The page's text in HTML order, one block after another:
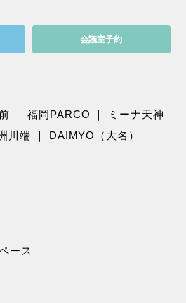
会議室予約
｜福岡PARCO ｜
ミーナ天神
川端 ｜ DAIMYO（大名）
ース